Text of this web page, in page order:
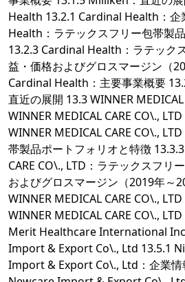
Health 13.2.1 Cardinal Health：企
Health：ラテックスフリー包帯製
13.2.3 Cardinal Health：ラテック
益・価格およびグロスマージン（
Cardinal Health：主要事業概要
直近の展開 13.3 WINNER
WINNER MEDICAL CARE CO\.,
WINNER MEDICAL CARE CO\.,
帯製品ポートフォリオと特徴
CARE CO\., LTD：ラテックスフリ
およびグロスマージン（2019年～
WINNER MEDICAL CARE CO\.,
WINNER MEDICAL CARE CO\.,
Merit Healthcare International
Import & Export Co\., Ltd 13.5.1
Import & Export Co\., Ltd：企業